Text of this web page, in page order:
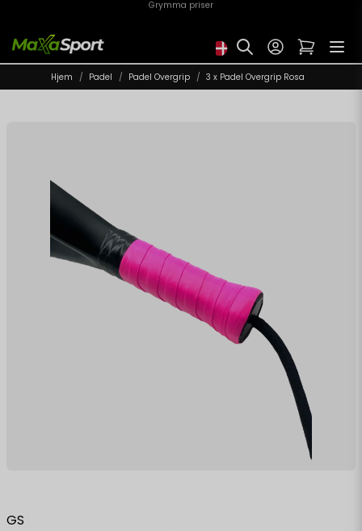
Skickas från Sverige 🇸🇪
Hjem Padel Padel Overgrip 3 x Padel Overgrip Rosa
GS